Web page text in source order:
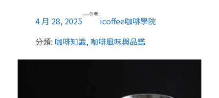
4 月 28, 2025
—作者:
icoffee咖啡學院
分類: 咖啡知識, 咖啡風味與品鑑